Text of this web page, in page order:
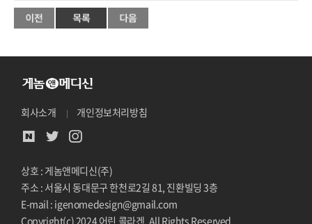
회사소개 개인정보처리방침
상호 : 게놈앤메디신(주)
주소 : 서울시 동대문구 한천로2길 81, 진환빌딩 3층
E-mail : igenomedesign@gmail.com
Copyright(c) 2024 어린 콜라겐. All Rights Reserved.